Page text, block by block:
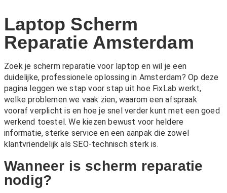
Laptop Scherm
Reparatie Amsterdam
Zoek je scherm reparatie voor laptop en wil je een
duidelijke, professionele oplossing in Amsterdam? Op deze
pagina leggen we stap voor stap uit hoe FixLab werkt,
welke problemen we vaak zien, waarom een afspraak
vooraf verplicht is en hoe je snel verder kunt met een goed
werkend toestel. We kiezen bewust voor heldere
informatie, sterke service en een aanpak die zowel
klantvriendelijk als SEO-technisch sterk is.
Wanneer is scherm reparatie
nodig?